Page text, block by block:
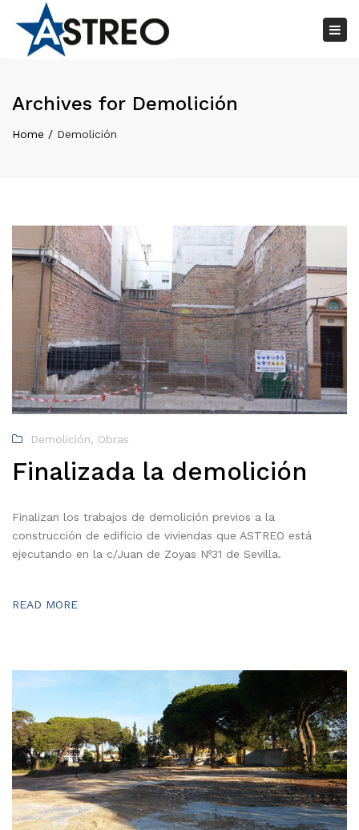
Archives for Demolición
Home Demolición
Demolición, Obras
Finalizada la demolición
Finalizan los trabajos de demolición previos a la
construcción de edificio de viviendas que ASTREO está
ejecutando en la c/Juan de Zoyas Nº31 de Sevilla.
READ MORE